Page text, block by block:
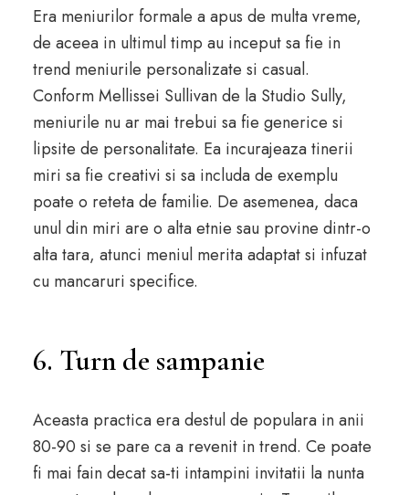
Era meniurilor formale a apus de multa vreme,
de aceea in ultimul timp au inceput sa fie in
trend meniurile personalizate si casual.
Conform Mellissei Sullivan de la Studio Sully,
meniurile nu ar mai trebui sa fie generice si
lipsite de personalitate. Ea incurajeaza tinerii
miri sa fie creativi si sa includa de exemplu
poate o reteta de familie. De asemenea, daca
unul din miri are o alta etnie sau provine dintr-o
alta tara, atunci meniul merita adaptat si infuzat
cu mancaruri specifice.
6. Turn de sampanie
Aceasta practica era destul de populara in anii
80-90 si se pare ca a revenit in trend. Ce poate
fi mai fain decat sa-ti intampini invitatii la nunta